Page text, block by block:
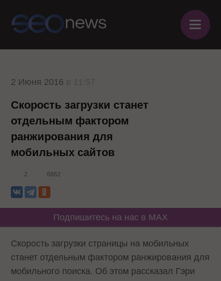
≡
2 Июня 2016
Скорость загрузки станет
отдельным фактором
ранжирования для
мобильных сайтов
2 6862
Подпишитесь на нас в MAX
Скорость загрузки страницы на мобильных
станет отдельным фактором ранжирования для
мобильного поиска. Об этом рассказал Гэри